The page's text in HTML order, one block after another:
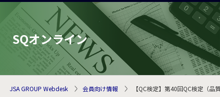
標準化と品質管理全国・地区大会2026お申込み受付中
SQオンライン
JSA GROUP Webdesk 会員向け情報 【QC検定】第40回QC検定（